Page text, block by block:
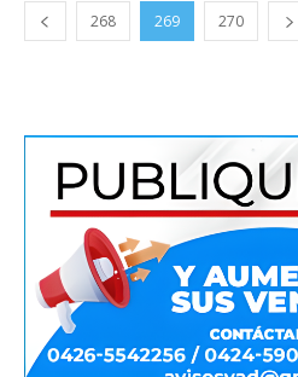
268 269 270